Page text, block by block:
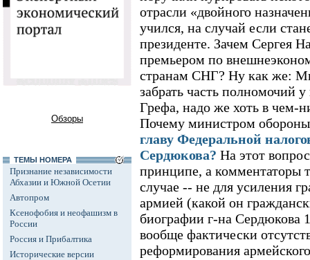
Обзоры
ТЕМЫ НОМЕРА
Признание независимости
Абхазии и Южной Осетии
Автопром
Ксенофобия и неофашизм в
России
Россия и Прибалтика
Исторические версии
отрасли «двойного
учился, на случай если
президенте. Зачем Сергея
премьером по
странам СНГ? Ну как же:
забрать часть полномочий
Грефа, надо же хоть в чем-
Почему министром
главу Федеральной
Сердюкова? На этот
принципе, а комментаторы
случае -- не для усиления
армией (какой он
биографии г-на Сердюкова
вообще фактически
реформирования